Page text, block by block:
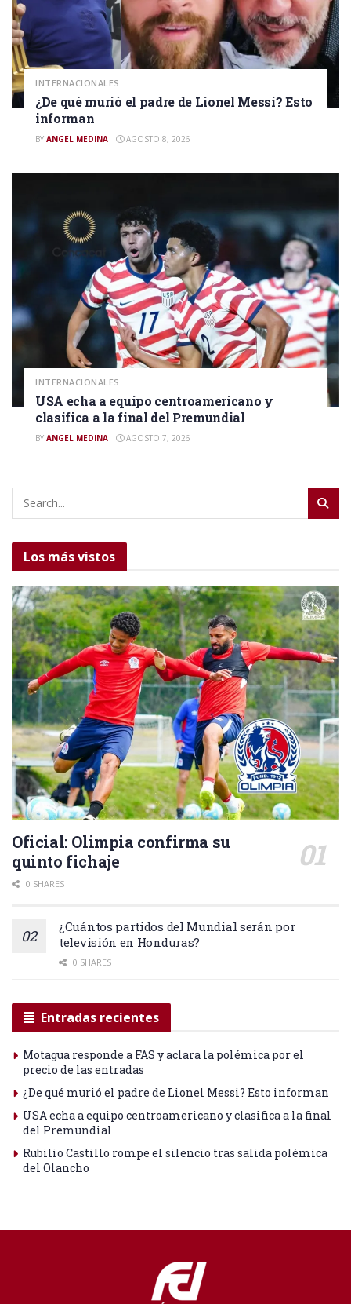
INTERNACIONALES
¿De qué murió el padre de Lionel Messi? Esto
informan
BY ANGEL MEDINA AGOSTO 8, 2026
INTERNACIONALES
USA echa a equipo centroamericano y
clasifica a la final del Premundial
BY ANGEL MEDINA AGOSTO 7, 2026
Los más vistos
Oficial: Olimpia confirma su
quinto fichaje
0 SHARES
¿Cuántos partidos del Mundial serán por
televisión en Honduras?
0 SHARES
Entradas recientes
Motagua responde a FAS y aclara la polémica por el
precio de las entradas
¿De qué murió el padre de Lionel Messi? Esto informan
USA echa a equipo centroamericano y clasifica a la final
del Premundial
Rubilio Castillo rompe el silencio tras salida polémica
del Olancho